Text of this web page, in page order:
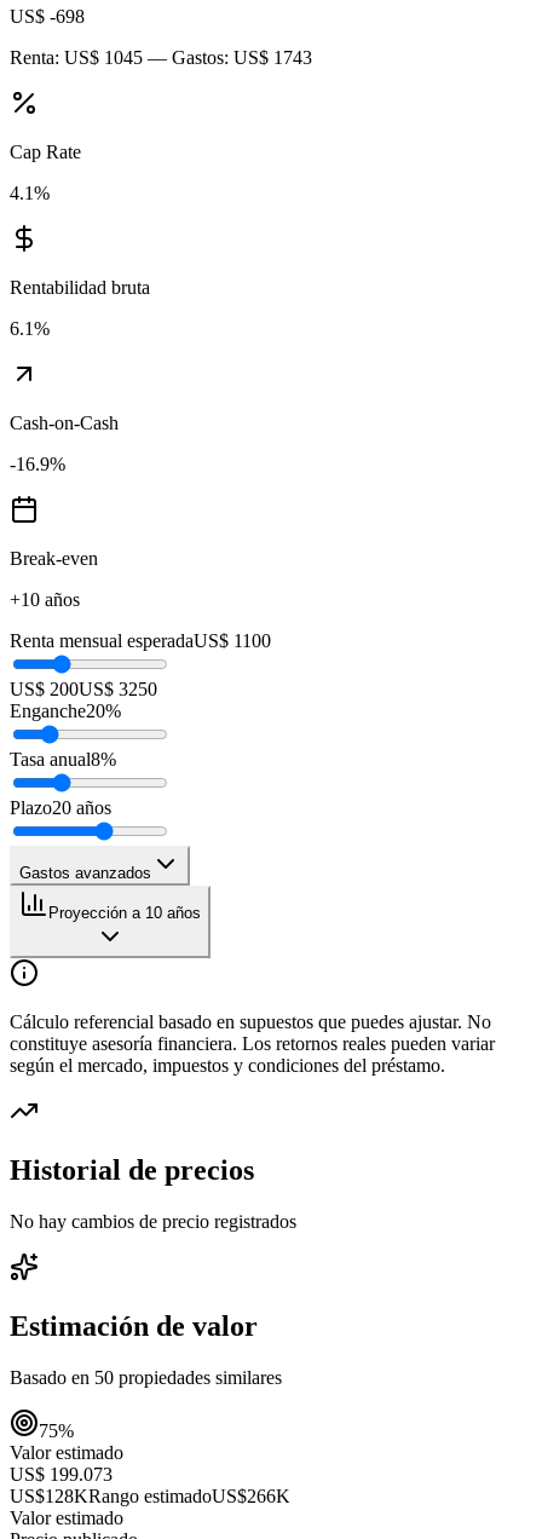
US$ -698
Renta: US$ 1045 — Gastos: US$ 1743
Cap Rate
4.1%
Rentabilidad bruta
6.1%
Cash-on-Cash
-16.9%
Break-even
+10 años
Renta mensual esperadaUS$ 1100
US$ 200US$ 3250
Enganche20%
Tasa anual8%
Plazo20 años
Gastos avanzados
Proyección a 10 años
Cálculo referencial basado en supuestos que puedes ajustar. No
constituye asesoría financiera. Los retornos reales pueden variar
según el mercado, impuestos y condiciones del préstamo.
Historial de precios
No hay cambios de precio registrados
Estimación de valor
Basado en 50 propiedades similares
75%
Valor estimado
US$ 199.073
US$128KRango estimadoUS$266K
Valor estimado